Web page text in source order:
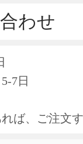
わせ
7日
ば、ご注文